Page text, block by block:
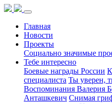
Главная
Новости
Проекты
Социально значимые
Тебе интересно
Боевые награды России
специалиста Ты уверен,
Воспоминания Валерия
Анташкевич Снимая